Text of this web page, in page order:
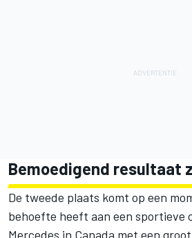
Bemoedigend resultaat
De tweede plaats komt op een
behoefte heeft aan een sportieve
Mercedes in Canada met een